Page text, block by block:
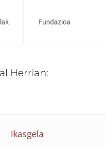
Fundazioa
Herrian:
Ikasgela